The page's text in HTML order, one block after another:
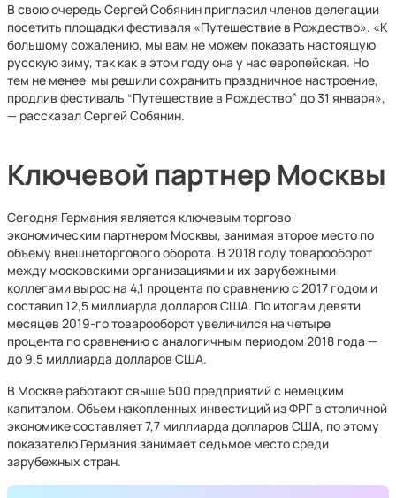
В свою очередь Сергей Собянин пригласил членов делегации
посетить площадки фестиваля «Путешествие в Рождество». «К
большому сожалению, мы вам не можем показать настоящую
русскую зиму, так как в этом году она у нас европейская. Но
тем не менее мы решили сохранить праздничное настроение,
продлив фестиваль “Путешествие в Рождество” до 31 января»,
— рассказал Сергей Собянин.
Ключевой партнер Москвы
Сегодня Германия является ключевым торгово-
экономическим партнером Москвы, занимая второе место по
объему внешнеторгового оборота. В 2018 году товарооборот
между московскими организациями и их зарубежными
коллегами вырос на 4,1 процента по сравнению с 2017 годом и
составил 12,5 миллиарда долларов США. По итогам девяти
месяцев 2019-го товарооборот увеличился на четыре
процента по сравнению с аналогичным периодом 2018 года —
до 9,5 миллиарда долларов США.
В Москве работают свыше 500 предприятий с немецким
капиталом. Объем накопленных инвестиций из ФРГ в столичной
экономике составляет 7,7 миллиарда долларов США, по этому
показателю Германия занимает седьмое место среди
зарубежных стран.